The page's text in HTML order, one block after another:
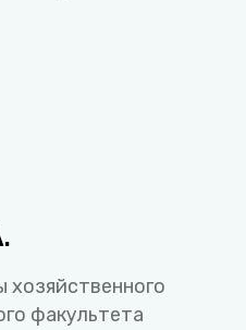
хозяйственного
факультета